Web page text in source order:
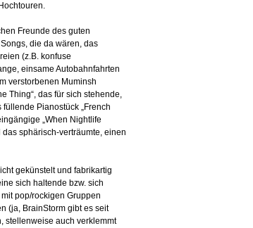
Freunde des guten
die da wären, das
(z.B. konfuse
einsame Autobahnfahrten
verstorbenen Muminsh
Thing“, das für sich stehende,
Pianostück „French
„When Nightlife
sphärisch-verträumte, einen
gekünstelt und fabrikartig
sich haltende bzw. sich
pop/rockigen Gruppen
(ja, BrainStorm gibt es seit
stellenweise auch verklemmt